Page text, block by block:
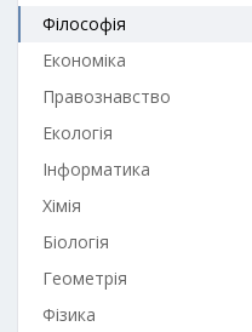
Філософія
Економіка
Правознавство
Екологія
Інформатика
Хімія
Біологія
Геометрія
Фізика